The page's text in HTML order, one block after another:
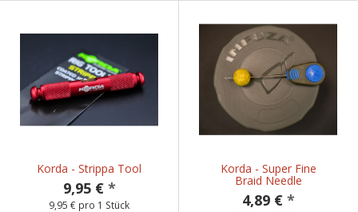
Korda - Strippa Tool
9,95 € *
9,95 € pro 1 Stück
Korda - Super Fine
Braid Needle
4,89 € *